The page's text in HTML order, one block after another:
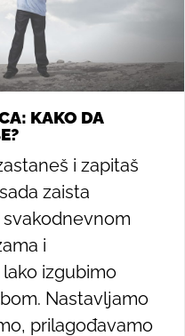
KAKO DA
i zapitaš
zaista
svakodnevnom
i
izgubimo
Nastavljamo
prilagođavamo